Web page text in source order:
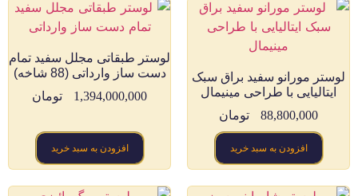
لوستر مورانو سفید براق سبک
ایتالیایی با طراحی مینیمال
88,800,000
تومان
افزودن به سبد خرید
لوستر طبقاتی مجلل سفید تمام
دست ساز وارداتی (88 شاخه)
1,394,000,000
تومان
افزودن به سبد خرید